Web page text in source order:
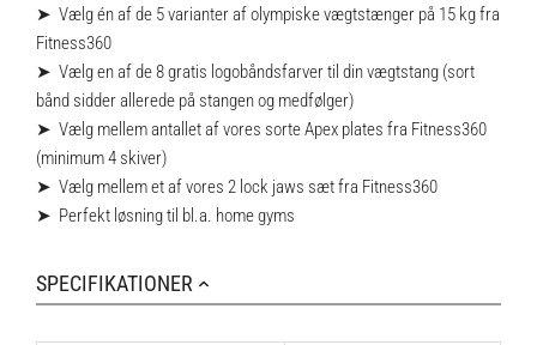
➤ Vælg én af de 5 varianter af olympiske vægtstænger på 15 kg fra
Fitness360
➤ Vælg en af de 8 gratis logobåndsfarver til din vægtstang (sort
bånd sidder allerede på stangen og medfølger)
➤ Vælg mellem antallet af vores sorte Apex plates fra Fitness360
(minimum 4 skiver)
➤ Vælg mellem et af vores 2 lock jaws sæt fra Fitness360
➤ Perfekt løsning til bl.a. home gyms
SPECIFIKATIONER